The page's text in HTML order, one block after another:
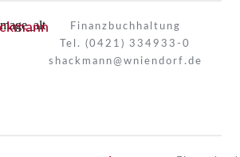
Finanzbuchhaltung
Tel. (0421) 334933-0
shackmann@wniendorf.de